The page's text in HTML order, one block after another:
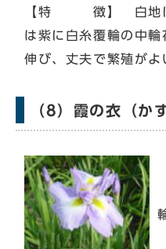
【特 徴】 白地に
は紫に白糸覆輪の中
伸び、丈夫で繁殖がよ
（8）霞の衣（か